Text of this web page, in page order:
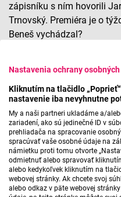
Nastavenia ochrany
Kliknutím na tlačidlo
nastavenie iba nevyhnutne
My a naši partneri ukladáme a/
zariadení, ako sú jedinečné ID v
prehliadača na spracovanie
spracúvať vaše osobné údaje na
námietku proti tomu otvorte
odmietnuť alebo spravovať
alebo kedykoľvek kliknutím na
webovej stránky. Ak chcete svoj
alebo odkaz v päte webovej
zápisníku s ním hovorili
Trnovský. Premiéra je o
Beneš vychádzal?
Bystrici
Máte problém s prehrávaním?